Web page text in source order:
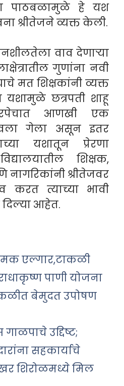
पाठबळामुळे हे यश
श्रीतेजने व्यक्त केली.
वाव देणाऱ्या
गुणांना नवी
मत शिक्षकांनी व्यक्त
यशामुळे छत्रपती शाहू
आणखी एक
गेला असून इतर
यशातून प्रेरणा
शिक्षक,
नागरिकांनी श्रीतेजवर
करत त्याच्या भावी
आहेत.
एल्गार,टाकळी
पाणी योजना
बेमुदत उपोषण
उद्दिष्ट;
सहकार्याचे
शिरोळमध्ये मिल